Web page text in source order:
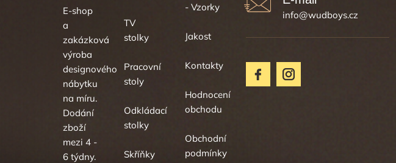
E-shop
a
zakázková
výroba
designového
nábytku
na míru.
Dodání
zboží
mezi 4 -
6 týdny.
TV
stolky
Pracovní
stoly
Odkládací
stolky
Skříňky
- Vzorky
Jakost
Kontakty
Hodnocení
obchodu
Obchodní
podmínky
info@wudboys.cz